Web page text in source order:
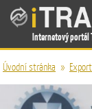
Internetový portál
Úvodní stránka »